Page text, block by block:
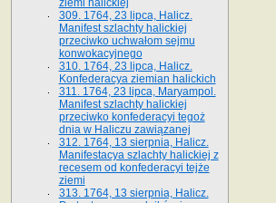
ziemi halickiej
309. 1764, 23 lipca, Halicz.
Manifest szlachty halickiej
przeciwko uchwałom sejmu
konwokacyjnego
310. 1764, 23 lipca, Halicz.
Konfederacya ziemian halickich
311. 1764, 23 lipca, Maryampol.
Manifest szlachty halickiej
przeciwko konfederacyi tegoż
dnia w Haliczu zawiązanej
312. 1764, 13 sierpnia, Halicz.
Manifestacya szlachty halickiej z
recesem od konfederacyi tejże
ziemi
313. 1764, 13 sierpnia, Halicz.